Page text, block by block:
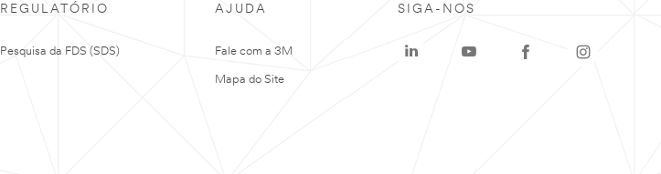
REGULATÓRIO
Pesquisa da FDS (SDS)
AJUDA
Fale com a 3M
Mapa do Site
SIGA-NOS